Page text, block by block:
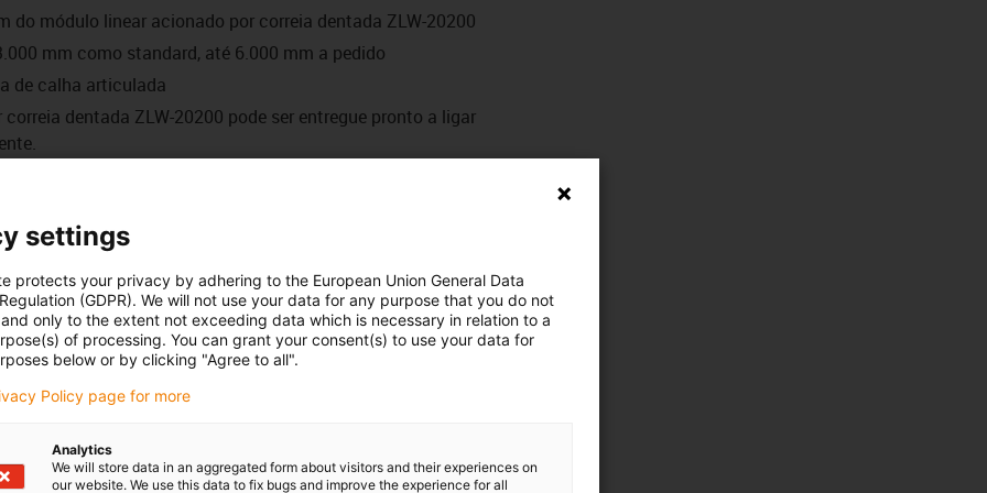
do módulo linear acionado por correia dentada ZLW-20200
mm como standard, até 6.000 mm a pedido
de calha articulada
dentada ZLW-20200 pode ser entregue pronto a ligar
cinemática inversa guardada)
UR10, UR16 e os robôs robolink DC e DCi da série E da igus
eixos incluem aplicações "pick and place", aplicações de
para um início fácil da automação
de controlo e programação simples e intuitivo para os
settings
protects your privacy by adhering to the European Union General Data
(GDPR). We will not use your data for any purpose that you do not
only to the extent not exceeding data which is necessary in relation to a
of processing. You can grant your consent(s) to use your data for
below or by clicking "Agree to all".
Policy page for more
Analytics
We will store data in an aggregated form about visitors and their experiences on
our website. We use this data to fix bugs and improve the experience for all